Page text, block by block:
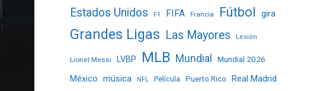
Estados Unidos F1 FIFA Francia Fútbol gira
Grandes Ligas Las Mayores Lesión
Lionel Messi LVBP MLB Mundial Mundial 2026
México música NFL Película Puerto Rico Real Madrid